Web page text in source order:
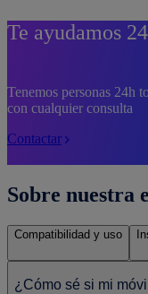
Te ayudamos
Tenemos personas 24h
con cualquier consulta
Contactar
Sobre nuestra
Compatibilidad y uso
¿Cómo sé si mi